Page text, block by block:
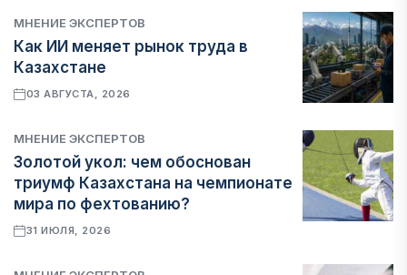
МНЕНИЕ ЭКСПЕРТОВ
Как ИИ меняет рынок труда в
Казахстане
03 АВГУСТА, 2026
МНЕНИЕ ЭКСПЕРТОВ
Золотой укол: чем обоснован
триумф Казахстана на чемпионате
мира по фехтованию?
31 ИЮЛЯ, 2026